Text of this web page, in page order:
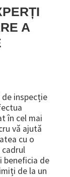
A
inspecție
în cel mai
vă ajută
cu o
beneficia de
de la un